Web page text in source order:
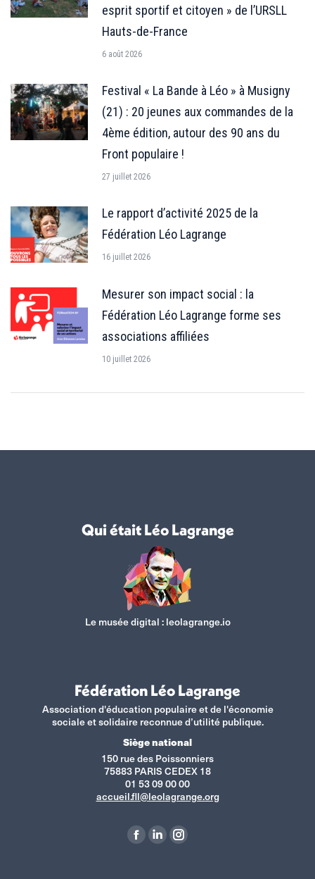
esprit sportif et citoyen » de l’URSLL
Hauts-de-France
6 août 2026
Festival « La Bande à Léo » à Musigny
(21) : 20 jeunes aux commandes de la
4ème édition, autour des 90 ans du
Front populaire !
27 juillet 2026
Le rapport d’activité 2025 de la
Fédération Léo Lagrange
16 juillet 2026
Mesurer son impact social : la
Fédération Léo Lagrange forme ses
associations affiliées
10 juillet 2026
Qui était Léo Lagrange
Le musée digital : leolagrange.io
Fédération Léo Lagrange
Association d'éducation populaire et de l'économie
sociale et solidaire reconnue d’utilité publique.
Siège national
150 rue des Poissonniers
75883 PARIS CEDEX 18
01 53 09 00 00
accueil.fll@leolagrange.org
La
La
La